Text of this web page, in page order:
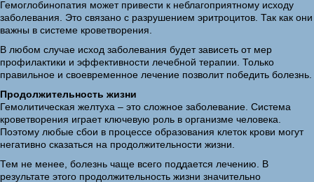
Гемоглобинопатия может привести к неблагоприятному исходу
заболевания. Это связано с разрушением эритроцитов. Так как они
важны в системе кроветворения.
В любом случае исход заболевания будет зависеть от мер
профилактики и эффективности лечебной терапии. Только
правильное и своевременное лечение позволит победить болезнь.
Продолжительность жизни
Гемолитическая желтуха – это сложное заболевание. Система
кроветворения играет ключевую роль в организме человека.
Поэтому любые сбои в процессе образования клеток крови могут
негативно сказаться на продолжительности жизни.
Тем не менее, болезнь чаще всего поддается лечению. В
результате этого продолжительность жизни значительно